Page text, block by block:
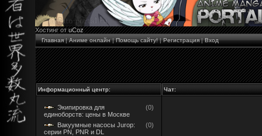
Хостинг отuCoz
Главная|Аниме онлайн|Помощь сайту!|Регистрация|Вход
Информационный центр: Чат:
Экипировка для
единоборств: цены в Москве
(0)
Вакуумные насосы Jurop:
серии PN, PNR и DL
(0)